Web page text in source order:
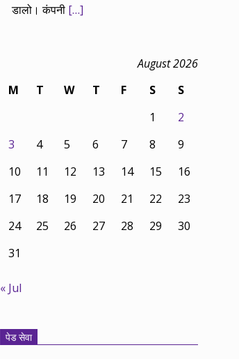
डालो। कंपनी […]
August 2026
M
T W T F S
S
1
2
3
4 5 6 7 8
9
10
11 12 13 14 15
16
17
18 19 20 21 22
23
24
25 26 27 28 29
30
31
« Jul
पेड सेवा